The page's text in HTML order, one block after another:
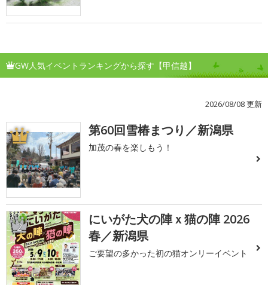
GW人気イベントランキングから探す【甲信越】
2026/08/08 更新
1 第60回雪椿まつり／新潟県
加茂の春を楽しもう！
2
にいがた犬の陣ｘ猫の陣 2026
春／新潟県
ご要望の多かった初の猫オンリーイベント